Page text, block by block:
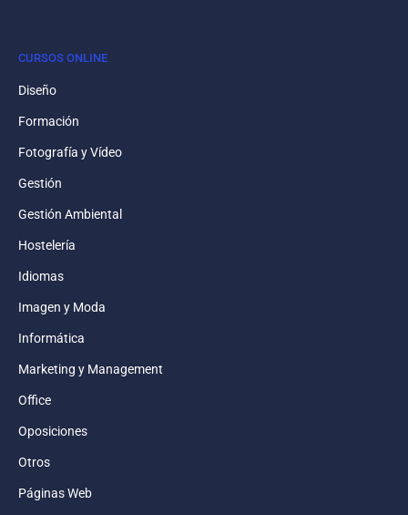
CURSOS ONLINE
Diseño
Formación
Fotografía y Vídeo
Gestión
Gestión Ambiental
Hostelería
Idiomas
Imagen y Moda
Informática
Marketing y Management
Office
Oposiciones
Otros
Páginas Web